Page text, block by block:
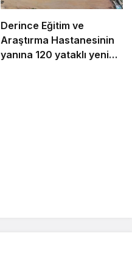
Derince Eğitim ve
Araştırma Hastanesinin
yanına 120 yataklı yeni